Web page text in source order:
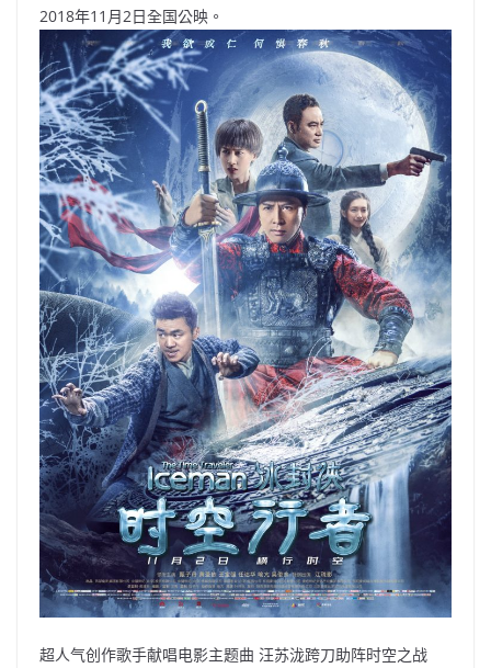
2018年11月2日全国公映。
超人气创作歌手献唱电影主题曲 汪苏泷跨刀助阵时空之战